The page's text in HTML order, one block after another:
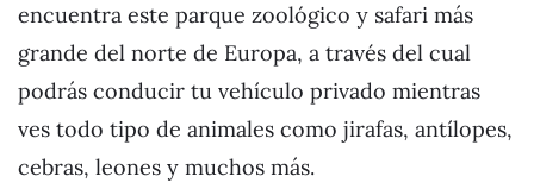
encuentra este parque zoológico y safari más
grande del norte de Europa, a través del cual
podrás conducir tu vehículo privado mientras
ves todo tipo de animales como jirafas, antílopes,
cebras, leones y muchos más.